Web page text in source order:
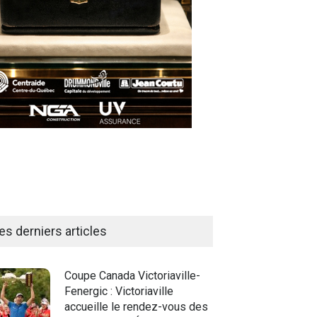
derniers articles
Coupe Canada Victoriaville-
Fenergic : Victoriaville
accueille le rendez-vous des